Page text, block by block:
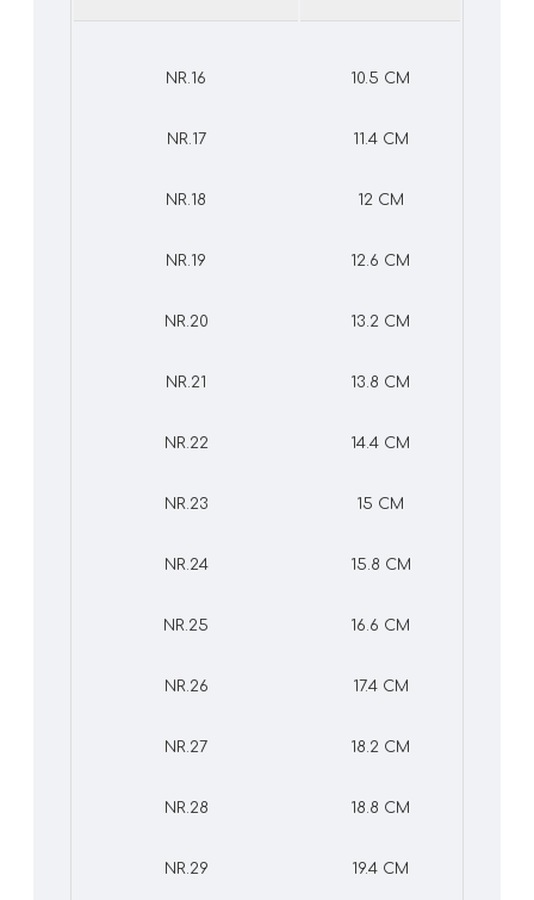
NR.16 10.5 CM
NR.17 11.4 CM
NR.18 12 CM
NR.19 12.6 CM
NR.20 13.2 CM
NR.21 13.8 CM
NR.22 14.4 CM
NR.23 15 CM
NR.24 15.8 CM
NR.25 16.6 CM
NR.26 17.4 CM
NR.27 18.2 CM
NR.28 18.8 CM
NR.29 19.4 CM